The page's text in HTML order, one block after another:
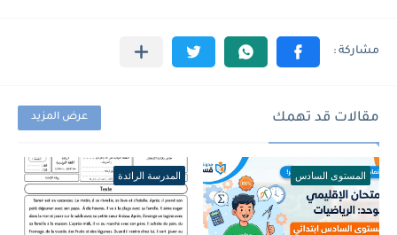
مقالات قد تهمك عرض المزيد
المستوى السادس المدرسة الرائدة